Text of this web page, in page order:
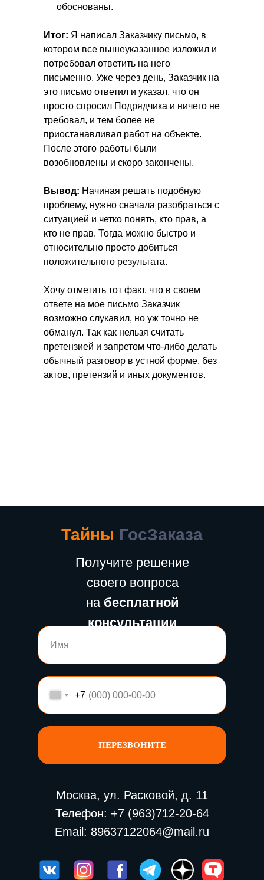
обоснованы.
Итог: Я написал Заказчику письмо, в
котором все вышеуказанное изложил и
потребовал ответить на него
письменно. Уже через день, Заказчик на
это письмо ответил и указал, что он
просто спросил Подрядчика и ничего не
требовал, и тем более не
приостанавливал работ на объекте.
После этого работы были
возобновлены и скоро закончены.
Вывод: Начиная решать подобную
проблему, нужно сначала разобраться с
ситуацией и четко понять, кто прав, а
кто не прав. Тогда можно быстро и
относительно просто добиться
положительного результата.
Хочу отметить тот факт, что в своем
ответе на мое письмо Заказчик
возможно слукавил, но уж точно не
обманул. Так как нельзя считать
претензией и запретом что-либо делать
обычный разговор в устной форме, без
актов, претензий и иных документов.
Тайны ГосЗаказа
Получите решение своего
вопроса
набесплатной
консультации
Получите решение
своего вопроса
набесплатной
консультации
Москва, ул. Расковой, д. 11
Телефон: +7 (963)712-20-64
Email: 89637122064@mail.ru
+7
ПЕРЕЗВОНИТЕ